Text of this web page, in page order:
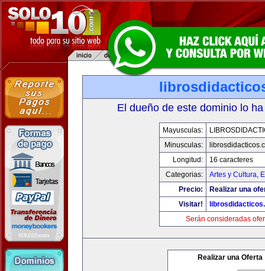
El dueño de este dominio lo
Mayusculas:
Minusculas:
Longitud:
16 caracteres
Categorias:
Artes y Cultura,
Precio:
Realizar una
Visitar!
Serán consideradas
Realizar una Oferta